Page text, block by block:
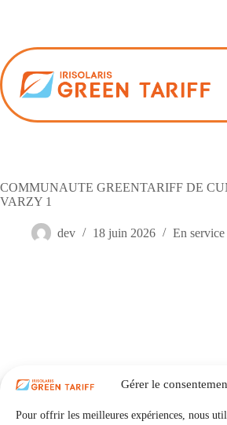
Gérer le
Pour offrir les meilleures expériences, nous
COMMUNAUTE GREENTARIFF DE
VARZY 1
dev 18 juin 2026 En service